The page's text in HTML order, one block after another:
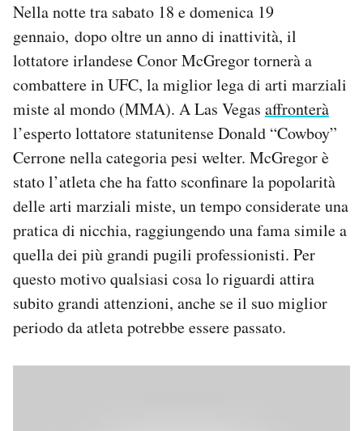
CALENDARIO
AREA PERSONALE
Area Personale
Newsletter
Notifiche mobile
Regala il Post
Hai bisogno di aiuto?
Nella notte tra sabato 18 e domenica 19
gennaio, dopo oltre un anno di inattività, il
lottatore irlandese Conor McGregor tornerà a
combattere in UFC, la miglior lega di arti marziali
miste al mondo (MMA). A Las Vegas affronterà
l’esperto lottatore statunitense Donald “Cowboy”
Cerrone nella categoria pesi welter. McGregor è
stato l’atleta che ha fatto sconfinare la popolarità
delle arti marziali miste, un tempo considerate una
pratica di nicchia, raggiungendo una fama simile a
quella dei più grandi pugili professionisti. Per
questo motivo qualsiasi cosa lo riguardi attira
subito grandi attenzioni, anche se il suo miglior
periodo da atleta potrebbe essere passato.